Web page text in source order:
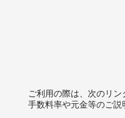
ご利用の際は、次のリ
手数料率や元金等のご説